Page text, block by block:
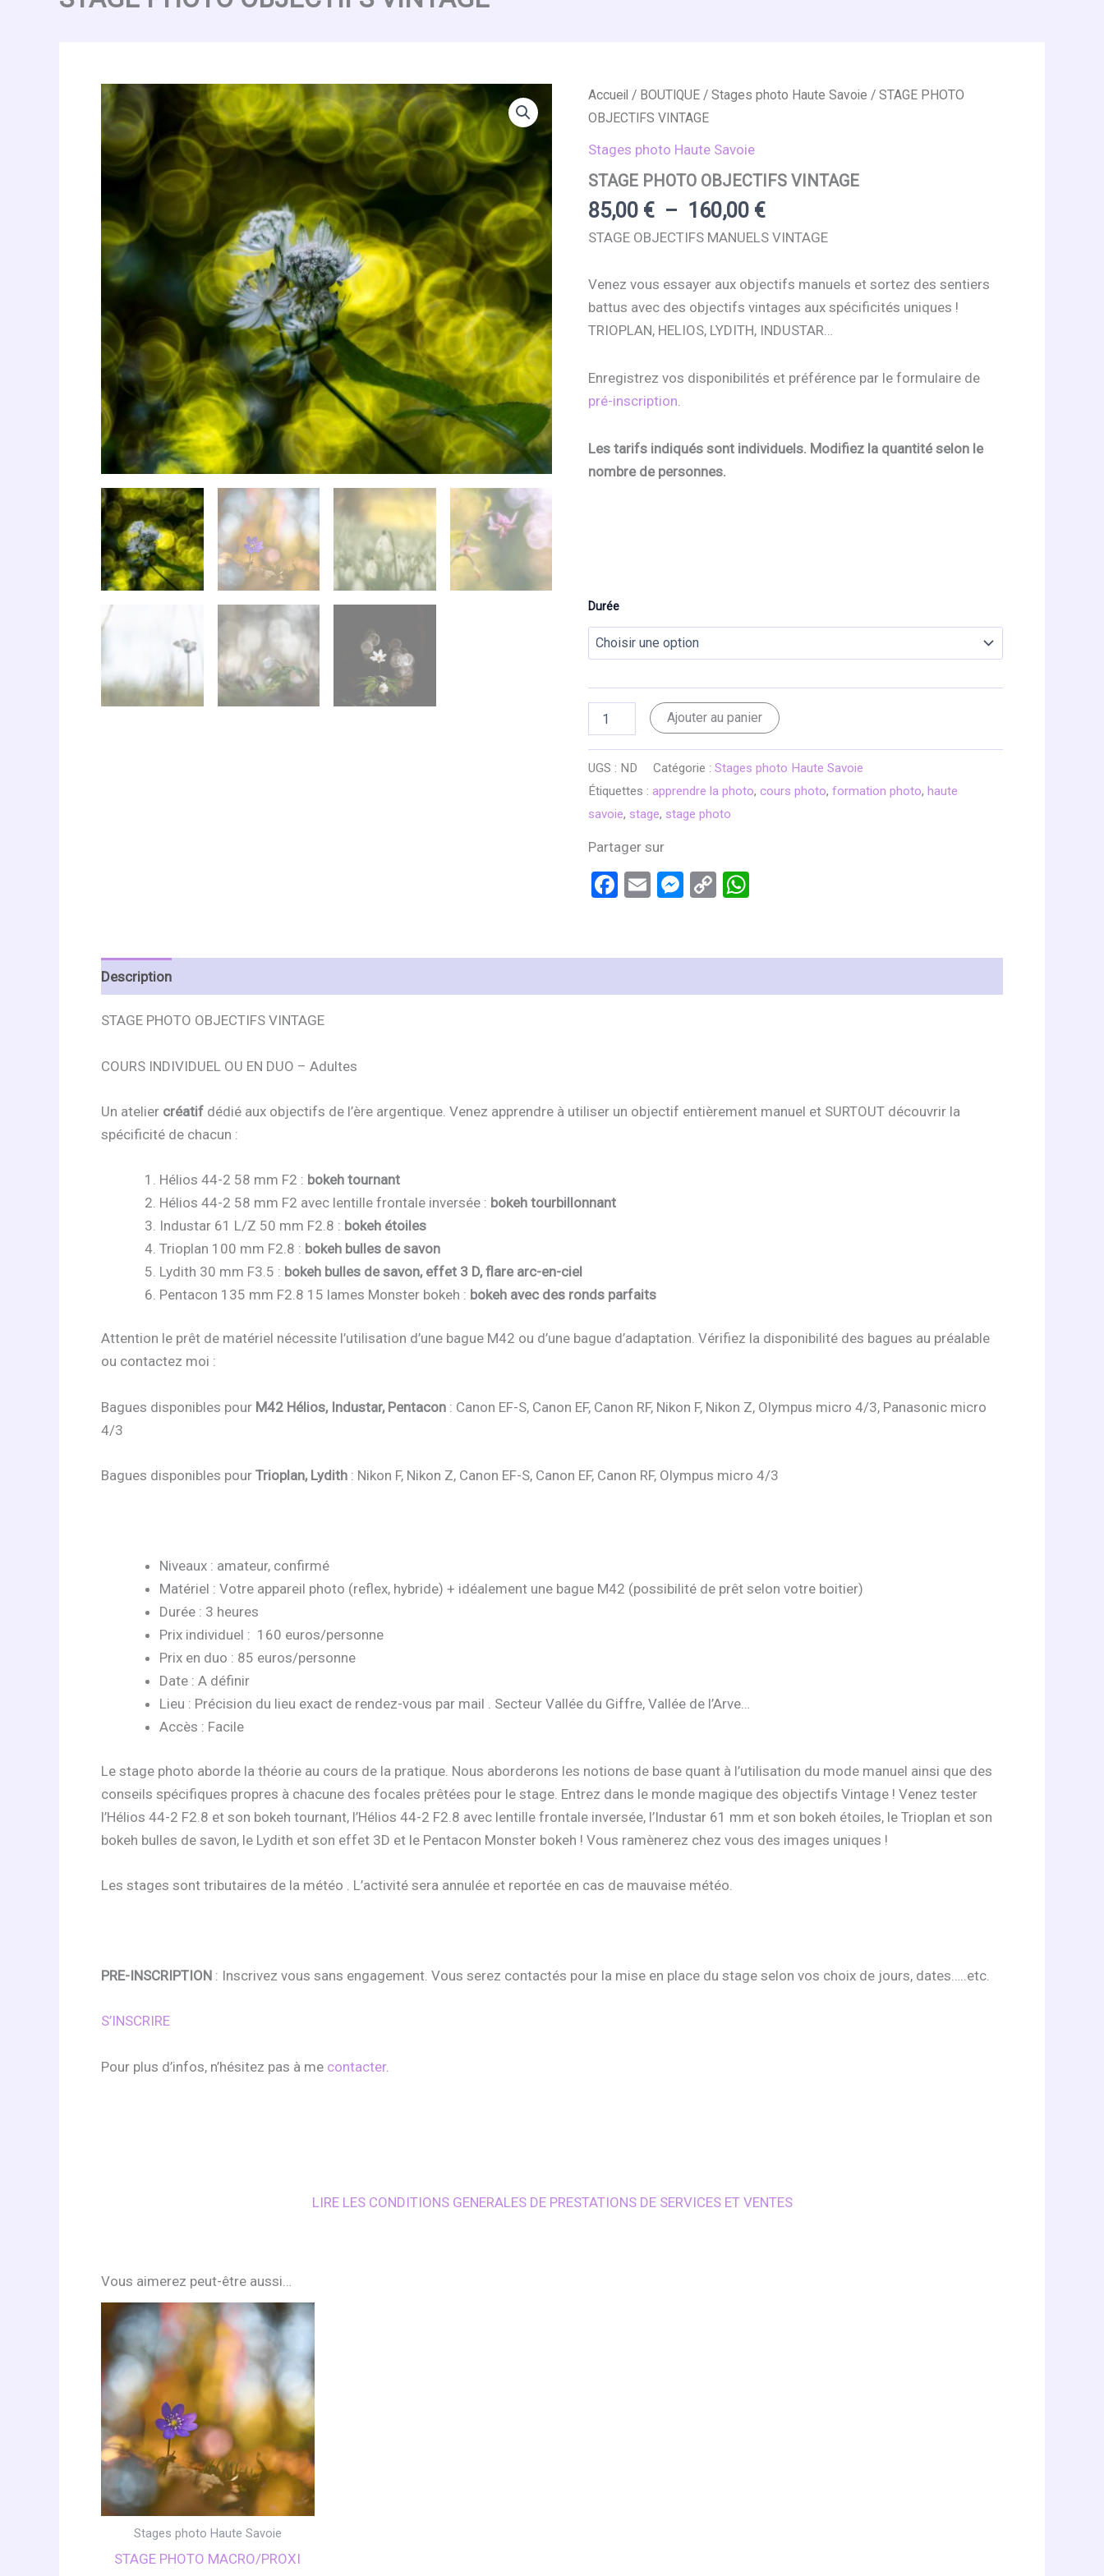
Accueil / BOUTIQUE/ Stages photo Haute Savoie / STAGE PHOTO
OBJECTIFS VINTAGE
Stages photo Haute Savoie
STAGE PHOTO OBJECTIFS VINTAGE
85,00 € – 160,00 €Plage
de
85,00 €
à
160,00 €
STAGE OBJECTIFS MANUELS VINTAGE
Venez vous essayer aux objectifs manuels et sortez des sentiers
battus avec des objectifs vintages aux spécificités uniques !
TRIOPLAN, HELIOS, LYDITH, INDUSTAR…
Enregistrez vos disponibilités et préférence par le formulaire de
pré-inscription.
Les tarifs indiqués sont individuels. Modifiez la quantité selon le
nombre de personnes.
Durée
OBJECTIFS
VINTAGE
Ajouter au panier
UGS : ND Catégorie : Stages photo Haute Savoie
Étiquettes : apprendre la photo, cours photo, formation photo, haute
savoie, stage, stage photo
Partager sur
Facebook
EmailMessenger
Copy
Description
STAGE PHOTO OBJECTIFS VINTAGE
COURS INDIVIDUEL OU EN DUO – Adultes
Un atelier créatif dédié aux objectifs de l’ère argentique. Venez apprendre à utiliser un objectif entièrement manuel et SURTOUT découvrir la
spécificité de chacun :
Hélios 44-2 58 mm F2 : bokeh tournant
Hélios 44-2 58 mm F2 avec lentille frontale inversée : bokeh tourbillonnant
Industar 61 L/Z 50 mm F2.8 : bokeh étoiles
Trioplan 100 mm F2.8 : bokeh bulles de savon
Lydith 30 mm F3.5 : bokeh bulles de savon, effet 3 D, flare arc-en-ciel
Pentacon 135 mm F2.8 15 lames Monster bokeh : bokeh avec des ronds parfaits
Attention le prêt de matériel nécessite l’utilisation d’une bague M42 ou d’une bague d’adaptation. Vérifiez la disponibilité des bagues au préalable
ou contactez moi :
Bagues disponibles pour M42 Hélios, Industar, Pentacon : Canon EF-S, Canon EF, Canon RF, Nikon F, Nikon Z, Olympus micro 4/3, Panasonic micro
4/3
Bagues disponibles pour Trioplan, Lydith : Nikon F, Nikon Z, Canon EF-S, Canon EF, Canon RF, Olympus micro 4/3
Niveaux : amateur, confirmé
Matériel : Votre appareil photo (reflex, hybride) + idéalement une bague M42 (possibilité de prêt selon votre boitier)
Durée : 3 heures
Prix individuel : 160 euros/personne
Prix en duo : 85 euros/personne
Date : A définir
Lieu : Précision du lieu exact de rendez-vous par mail . Secteur Vallée du Giffre, Vallée de l’Arve…
Accès : Facile
Le stage photo aborde la théorie au cours de la pratique. Nous aborderons les notions de base quant à l’utilisation du mode manuel ainsi que des
conseils spécifiques propres à chacune des focales prêtées pour le stage. Entrez dans le monde magique des objectifs Vintage ! Venez tester
l’Hélios 44-2 F2.8 et son bokeh tournant, l’Hélios 44-2 F2.8 avec lentille frontale inversée, l’Industar 61 mm et son bokeh étoiles, le Trioplan et son
bokeh bulles de savon, le Lydith et son effet 3D et le Pentacon Monster bokeh ! Vous ramènerez chez vous des images uniques !
Les stages sont tributaires de la météo . L’activité sera annulée et reportée en cas de mauvaise météo.
PRE-INSCRIPTION : Inscrivez vous sans engagement. Vous serez contactés pour la mise en place du stage selon vos choix de jours, dates…..etc.
S’INSCRIRE
Pour plus d’infos, n’hésitez pas à me contacter.
LIRE LES CONDITIONS GENERALES DE PRESTATIONS DE SERVICES ET VENTES
Vous aimerez peut-être aussi…
Stages photo Haute Savoie
STAGE PHOTO MACRO/PROXI